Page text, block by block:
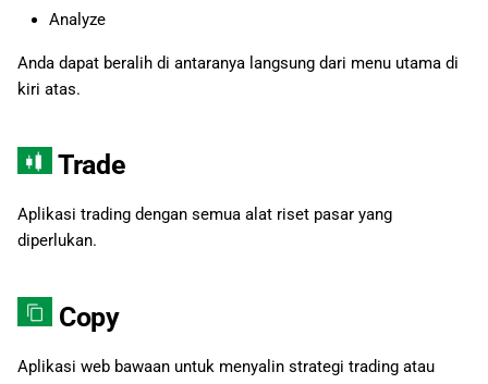
한국어
Français
Türkçe
k
p
e
c
a
Analyze
Anda dapat beralih di antaranya langsung dari menu utama di
kiri atas.
Trade
Aplikasi trading dengan semua alat riset pasar yang
diperlukan.
Copy
Aplikasi web bawaan untuk menyalin strategi trading atau